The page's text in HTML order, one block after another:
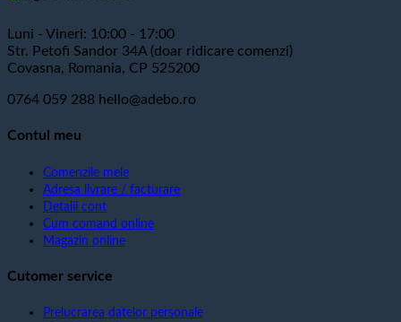
Luni - Vineri: 10:00 - 17:00
Str. Petofi Sandor 34A (doar ridicare comenzi)
Covasna, Romania, CP 525200
0764 059 288 hello@adebo.ro
Contul meu
Comenzile mele
Adresa livrare / facturare
Detalii cont
Cum comand online
Magazin online
Cutomer service
Prelucrarea datelor personale